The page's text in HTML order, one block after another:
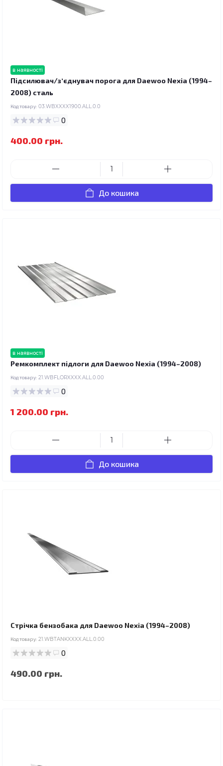
в наявності
Підсилювач/зʼєднувач порога для Daewoo Nexia (1994–
2008) сталь
Код товару: 03.WBXXXX1900.ALL.0.0
0
400.00 грн.
До кошика
в наявності
Ремкомплект підлоги для Daewoo Nexia (1994–2008)
Код товару: 21.WBFLORXXXX.ALL.0.00
0
1 200.00 грн.
До кошика
Стрічка бензобака для Daewoo Nexia (1994–2008)
Код товару: 21.WBTANKXXXX.ALL.0.00
0
490.00 грн.